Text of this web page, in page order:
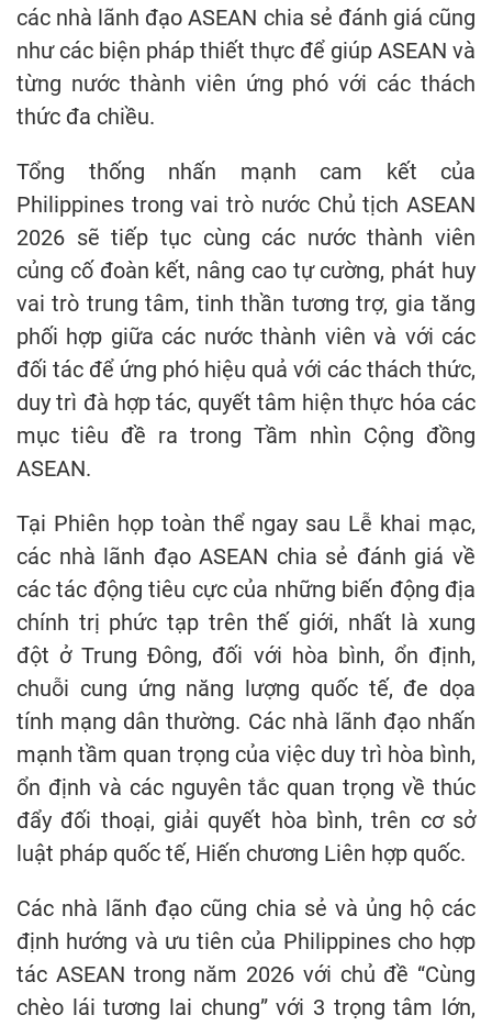
các nhà lãnh đạo ASEAN chia sẻ đánh giá cũng
như các biện pháp thiết thực để giúp ASEAN và
từng nước thành viên ứng phó với các thách
thức đa chiều.
Tổng thống nhấn mạnh cam kết của
Philippines trong vai trò nước Chủ tịch ASEAN
2026 sẽ tiếp tục cùng các nước thành viên
củng cố đoàn kết, nâng cao tự cường, phát huy
vai trò trung tâm, tinh thần tương trợ, gia tăng
phối hợp giữa các nước thành viên và với các
đối tác để ứng phó hiệu quả với các thách thức,
duy trì đà hợp tác, quyết tâm hiện thực hóa các
mục tiêu đề ra trong Tầm nhìn Cộng đồng
ASEAN.
Tại Phiên họp toàn thể ngay sau Lễ khai mạc,
các nhà lãnh đạo ASEAN chia sẻ đánh giá về
các tác động tiêu cực của những biến động địa
chính trị phức tạp trên thế giới, nhất là xung
đột ở Trung Đông, đối với hòa bình, ổn định,
chuỗi cung ứng năng lượng quốc tế, đe dọa
tính mạng dân thường. Các nhà lãnh đạo nhấn
mạnh tầm quan trọng của việc duy trì hòa bình,
ổn định và các nguyên tắc quan trọng về thúc
đẩy đối thoại, giải quyết hòa bình, trên cơ sở
luật pháp quốc tế, Hiến chương Liên hợp quốc.
Các nhà lãnh đạo cũng chia sẻ và ủng hộ các
định hướng và ưu tiên của Philippines cho hợp
tác ASEAN trong năm 2026 với chủ đề “Cùng
chèo lái tương lai chung” với 3 trọng tâm lớn,